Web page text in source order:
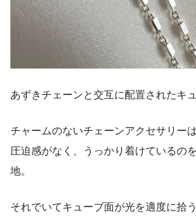
あずきチェーンと交互に配置されたキ
チャームのないチェーンアクセサリー
圧迫感がなく、うっかり着けているの
地。
それでいてキューブ面が光を適度に拾